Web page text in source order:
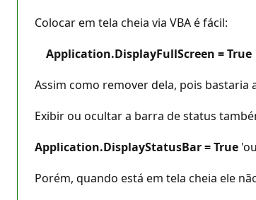
Colocar em tela cheia via VBA é fácil:
Application.DisplayFullScreen = True
Assim como remover dela, pois bastaria
Exibir ou ocultar a barra de status
Application.DisplayStatusBar = True
Porém, quando está em tela cheia ele